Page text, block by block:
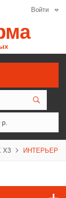
Войти
р.
X3 ИНТЕРЬЕР